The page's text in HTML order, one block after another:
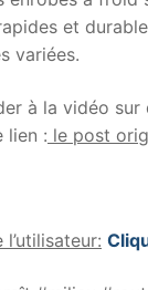
et
variées.
à la vidéo sur
lien : le post